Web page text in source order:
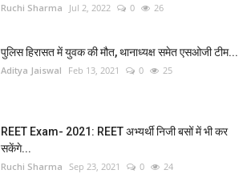
Ruchi Sharma Jul 2, 2022 0 26
पुलिस हिरासत में युवक की मौत, थानाध्यक्ष समेत एसओजी टीम...
Aditya Jaiswal Feb 13, 2021 0 25
REET Exam- 2021: REET अभ्यर्थी निजी बसों में भी कर
सकेंगे...
Ruchi Sharma Sep 23, 2021 0 24